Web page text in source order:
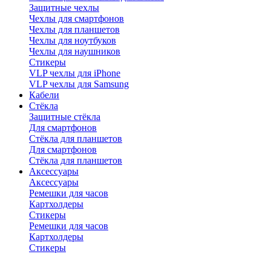
Защитные чехлы
Чехлы для смартфонов
Чехлы для планшетов
Чехлы для ноутбуков
Чехлы для наушников
Стикеры
VLP чехлы для iPhone
VLP чехлы для Samsung
Кабели
Стёкла
Защитные стёкла
Для смартфонов
Стёкла для планшетов
Для смартфонов
Стёкла для планшетов
Аксессуары
Аксессуары
Ремешки для часов
Картхолдеры
Стикеры
Ремешки для часов
Картхолдеры
Стикеры